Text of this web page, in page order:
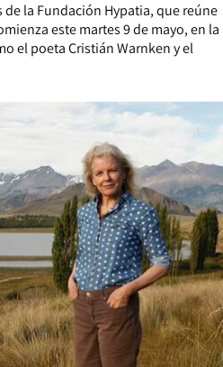
la Fundación Hypatia, que reúne
este martes 9 de mayo, en la
el poeta Cristián Warnken y el